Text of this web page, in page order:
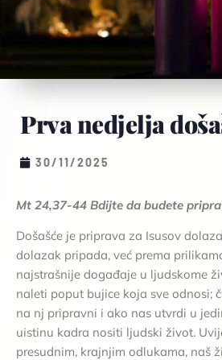
Prva nedjelja
30/11/2025
Mt 24,37-44 Bdijte da budete
Došašće je priprava za Isusov
dolazak pripada, već prema
najstrašnije događaje u ljudskome
naleti poput bujice koja sve odnosi;
na nj pripravni i ako nas utvrdi u
uistinu kadra nositi ljudski život.
presudnim, krajnjim odlukama, naš